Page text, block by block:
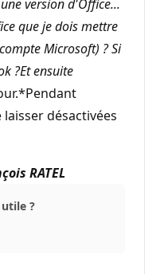
version d'Office...
que je dois mettre
Microsoft) ? Si
?Et ensuite
désactivées
RATEL
?